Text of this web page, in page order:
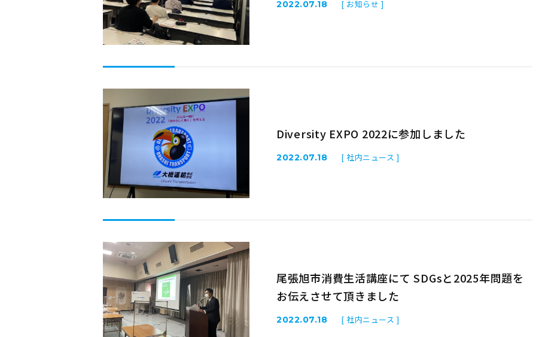
2022.07.18 [ お知らせ ]
Diversity EXPO 2022に参加しました
2022.07.18 [ 社内ニュース ]
尾張旭市消費生活講座にて SDGsと2025年問題を
お伝えさせて頂きました
2022.07.18 [ 社内ニュース ]